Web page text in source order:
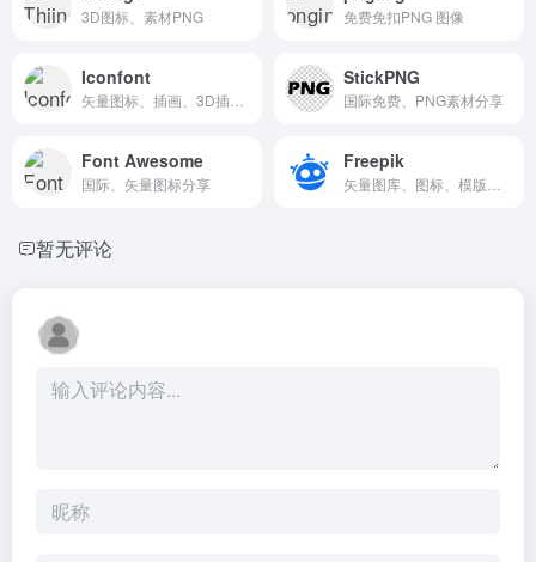
3D图标、素材PNG 免费免扣PNG 图像
Iconfont StickPNG
国际免费、PNG素材分享
Font Awesome
国际、矢量图标分享
Freepik
暂无评论